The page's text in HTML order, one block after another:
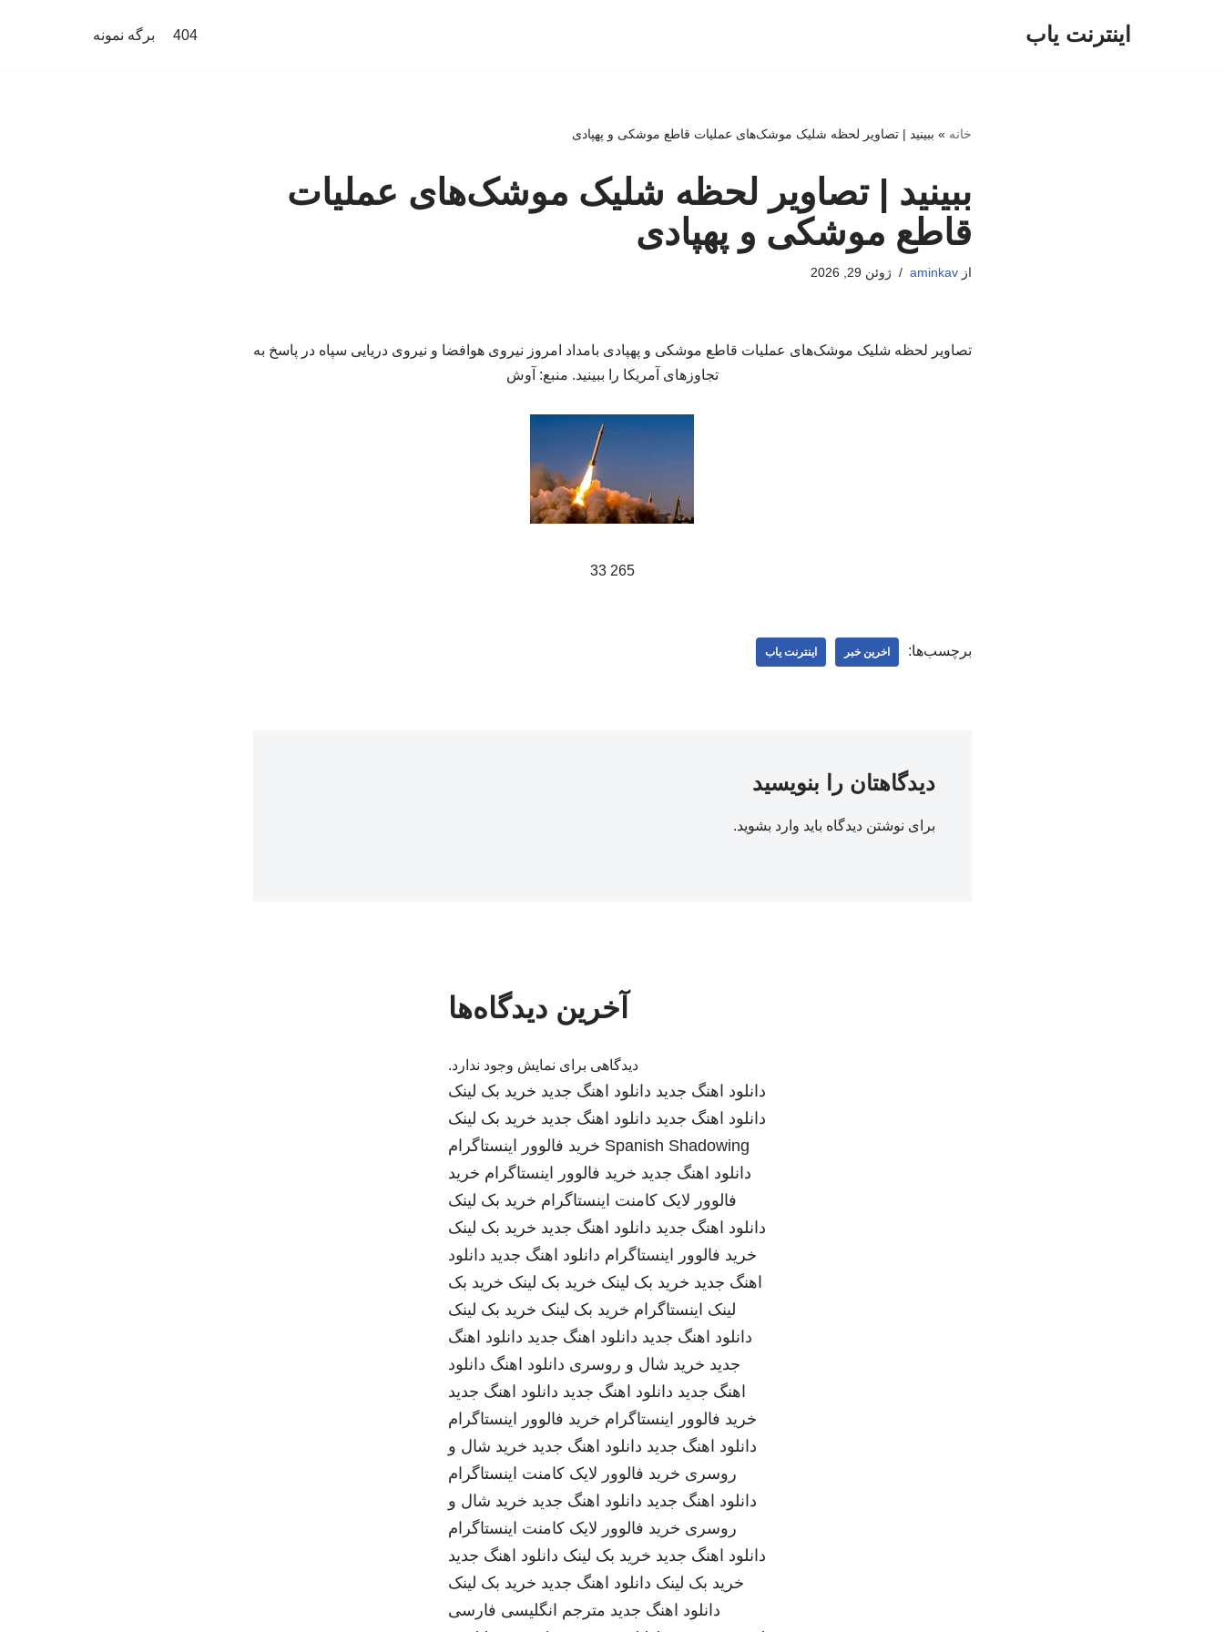
اینترنت یاب 404 برگه نمونه
خانه » ببینید | تصاویر لحظه شلیک موشک‌های عملیات قاطع موشکی و پهپادی
ببینید | تصاویر لحظه شلیک موشک‌های عملیات
قاطع موشکی و پهپادی
ازaminkav ژوئن 29, 2026
تصاویر لحظه شلیک موشک‌های عملیات قاطع موشکی و پهپادی بامداد امروز نیروی هوافضا و نیروی دریایی سپاه در پاسخ به
تجاوزهای آمریکا را ببینید. منبع: آوش
265 33
برچسب‌ها: اخرین خبر اینترنت یاب
دیدگاهتان را بنویسید
برای نوشتن دیدگاه باید وارد بشوید.
آخرین دیدگاه‌ها
دیدگاهی برای نمایش وجود ندارد.
دانلود اهنگ جدید دانلود اهنگ جدید خرید بک لینک
دانلود اهنگ جدید دانلود اهنگ جدید خرید بک لینک
Spanish Shadowing خرید فالوور اینستاگرام
دانلود اهنگ جدید خرید فالوور اینستاگرام خرید
فالوور لایک کامنت اینستاگرام خرید بک لینک
دانلود اهنگ جدید دانلود اهنگ جدید خرید بک لینک
خرید فالوور اینستاگرام دانلود اهنگ جدید دانلود
اهنگ جدید خرید بک لینک خرید بک لینک خرید بک
لینک اینستاگرام خرید بک لینک خرید بک لینک
دانلود اهنگ جدید دانلود اهنگ جدید دانلود اهنگ
جدید خرید شال و روسری دانلود اهنگ دانلود
اهنگ جدید دانلود اهنگ جدید دانلود اهنگ جدید
خرید فالوور اینستاگرام خرید فالوور اینستاگرام
دانلود اهنگ جدید دانلود اهنگ جدید خرید شال و
روسری خرید فالوور لایک کامنت اینستاگرام
دانلود اهنگ جدید دانلود اهنگ جدید خرید شال و
روسری خرید فالوور لایک کامنت اینستاگرام
دانلود اهنگ جدید خرید بک لینک دانلود اهنگ جدید
خرید بک لینک دانلود اهنگ جدید خرید بک لینک
دانلود اهنگ جدید مترجم انگلیسی فارسی